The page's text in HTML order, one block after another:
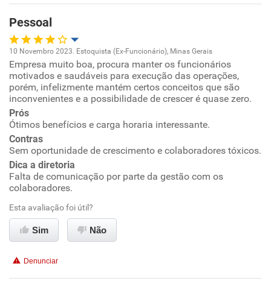
Pessoal
Oportunidade de promoção
Ambiente de trabalho
Conciliação com a vida familiar
Benefícios
Recomenda esta empresa
Não recomenda a diretoria
10 Novembro 2023. Estoquista (Ex-Funcionário), Minas Gerais
Empresa muito boa, procura manter os funcionários
motivados e saudáveis para execução das operações,
porém, infelizmente mantém certos conceitos que são
inconvenientes e a possibilidade de crescer é quase zero.
Prós
Ótimos benefícios e carga horaria interessante.
Contras
Sem oportunidade de crescimento e colaboradores tóxicos.
Dica a diretoria
Falta de comunicação por parte da gestão com os
colaboradores.
Esta avaliação foi útil?
Sim Não
Denunciar